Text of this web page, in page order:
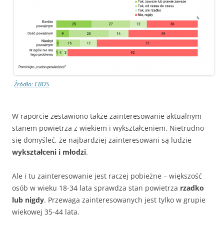
Źródło: CBOS
W raporcie zestawiono także zainteresowanie aktualnym
stanem powietrza z wiekiem i wykształceniem. Nietrudno
się domyśleć, że najbardziej zainteresowani są ludzie
wykształceni i młodzi.
Ale i tu zainteresowanie jest raczej pobieżne – większość
osób w wieku 18-34 lata sprawdza stan powietrza rzadko
lub nigdy. Przewaga zainteresowanych jest tylko w grupie
wiekowej 35-44 lata.